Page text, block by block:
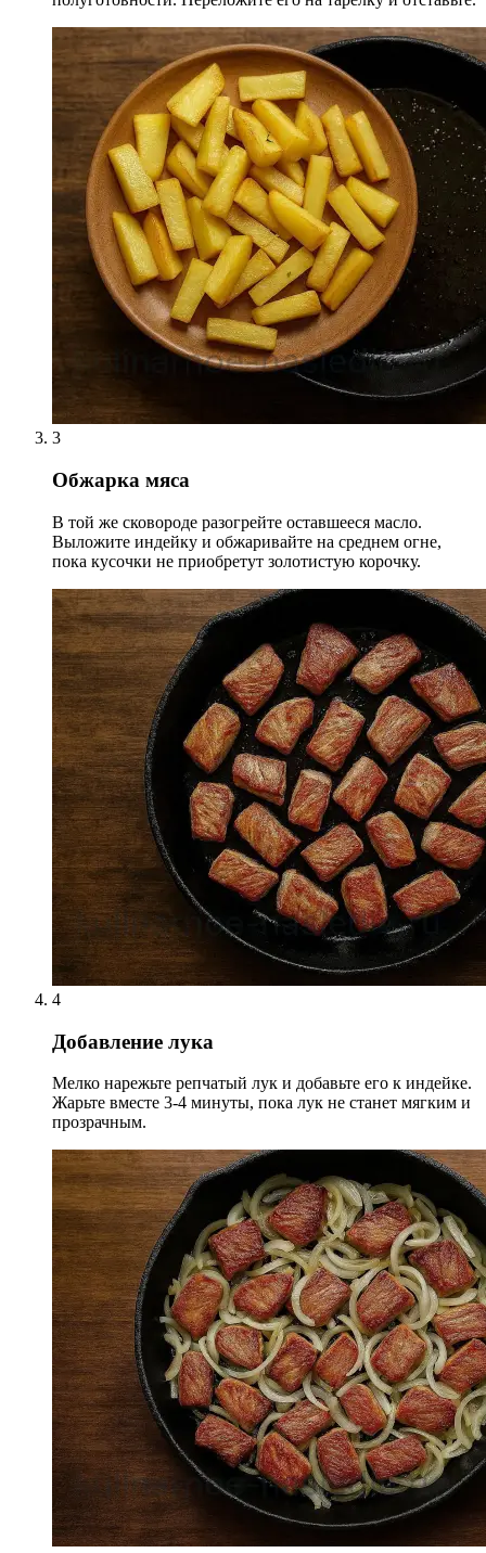
3
Обжарка мяса
В той же сковороде разогрейте оставшееся масло.
Выложите индейку и обжаривайте на среднем огне,
пока кусочки не приобретут золотистую корочку.
4
Добавление лука
Мелко нарежьте репчатый лук и добавьте его к индейке.
Жарьте вместе 3-4 минуты, пока лук не станет мягким и
прозрачным.